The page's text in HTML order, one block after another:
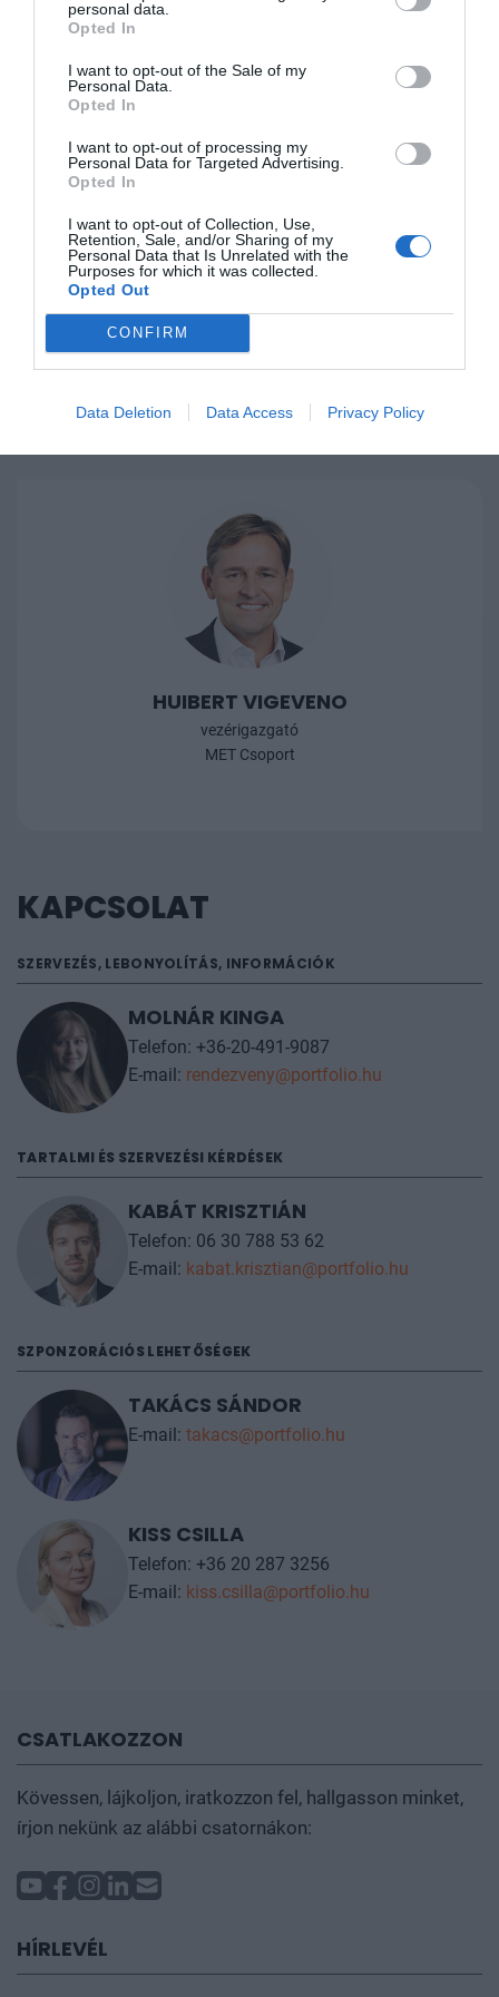
personal data.
Opted In
I want to opt-out of the Sale of my
Personal Data.
Opted In
I want to opt-out of processing my
Personal Data for Targeted Advertising.
Opted In
I want to opt-out of Collection, Use,
Retention, Sale, and/or Sharing of my
Personal Data that Is Unrelated with the
Purposes for which it was collected.
Opted Out
CONFIRM
Data Deletion Data Access Privacy Policy
VERES ZSOLT
Schneider Electric Magyarország
HUIBERT VIGEVENO
vezérigazgató
MET Csoport
KAPCSOLAT
SZERVEZÉS, LEBONYOLÍTÁS, INFORMÁCIÓK
MOLNÁR KINGA
Telefon: +36-20-491-9087
E-mail: rendezveny@portfolio.hu
TARTALMI ÉS SZERVEZÉSI KÉRDÉSEK
KABÁT KRISZTIÁN
Telefon: 06 30 788 53 62
E-mail: kabat.krisztian@portfolio.hu
SZPONZORÁCIÓS LEHETŐSÉGEK
TAKÁCS SÁNDOR
E-mail: takacs@portfolio.hu
KISS CSILLA
Telefon: +36 20 287 3256
E-mail: kiss.csilla@portfolio.hu
CSATLAKOZZON
Kövessen, lájkoljon, iratkozzon fel, hallgasson minket,
írjon nekünk az alábbi csatornákon:
HÍRLEVÉL